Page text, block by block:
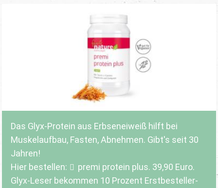
Das Glyx-Protein aus Erbseneiweiß hilft bei
Muskelaufbau, Fasten, Abnehmen. Gibt's seit 30
Jahren!
Hier bestellen:
premi protein plus. 39,90 Euro.
Glyx-Leser bekommen 10 Prozent Erstbesteller-